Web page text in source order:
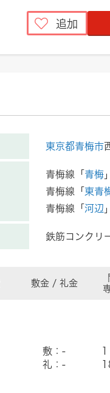
追加
東京都青梅市
青梅線「 青梅
青梅線「 東青
青梅線「 河辺
鉄筋コンク
敷金 / 礼金
敷：-
礼：-
1